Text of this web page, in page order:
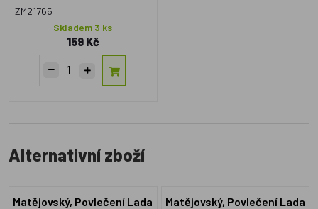
ZM21765
Skladem 3 ks
159 Kč
Alternativní zboží
Matějovský, Povlečení Lada
Matějovský, Povlečení Lada